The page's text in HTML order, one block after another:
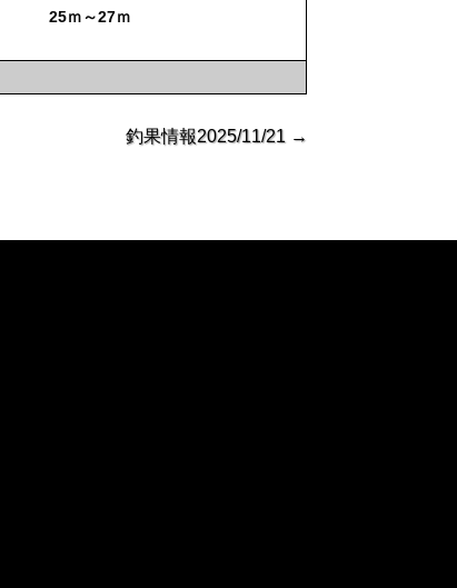
25ｍ～27ｍ
釣果情報2025/11/21 →